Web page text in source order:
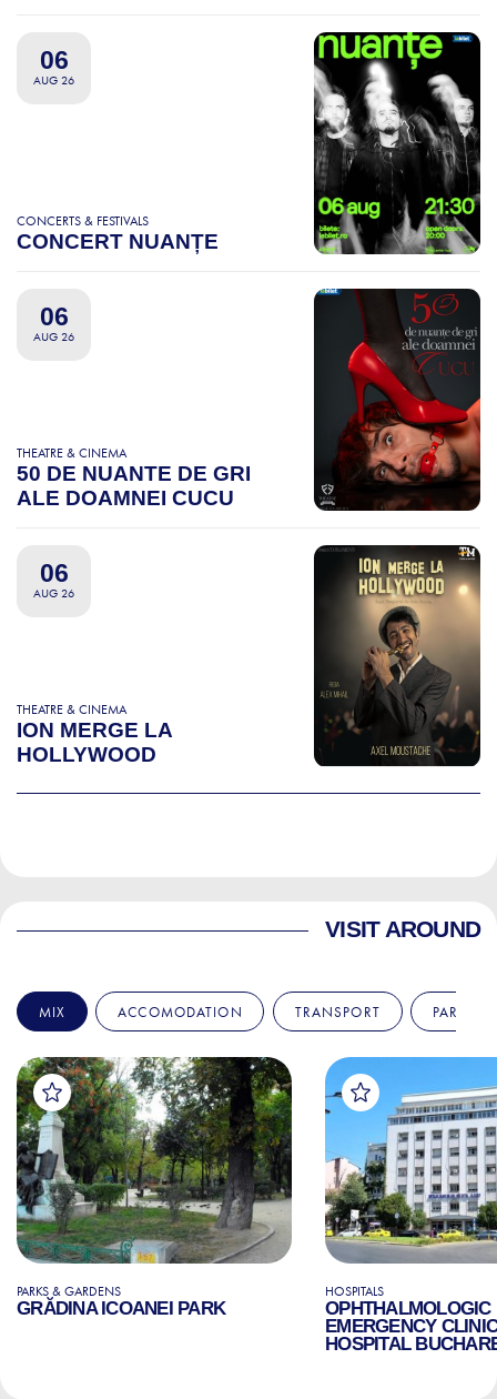
06
AUG 26
CONCERTS & FESTIVALS
CONCERT NUANȚE
06
AUG 26
THEATRE & CINEMA
50 DE NUANTE DE GRI
ALE DOAMNEI CUCU
06
AUG 26
THEATRE & CINEMA
ION MERGE LA
HOLLYWOOD
VISIT AROUND
MIX ACCOMODATION TRANSPORT PARKS
PARKS & GARDENS
GRĂDINA ICOANEI PARK
HOSPITALS
OPHTHALMOLOGIC
EMERGENCY
HOSPITAL